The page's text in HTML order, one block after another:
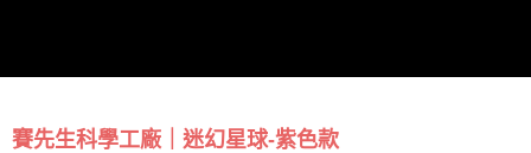
賽先生科學工廠｜迷幻星球-紫色款